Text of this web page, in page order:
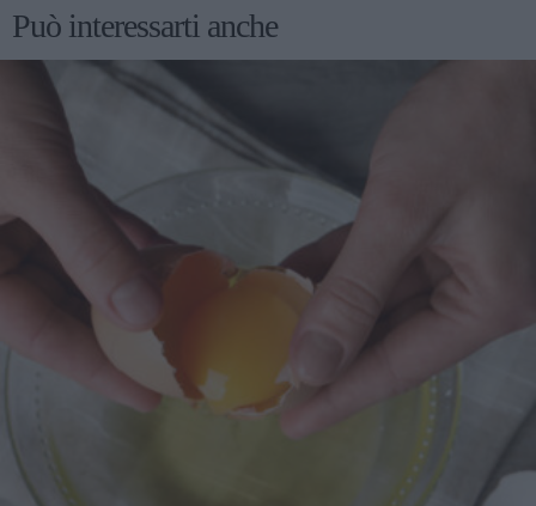
Può interessarti anche